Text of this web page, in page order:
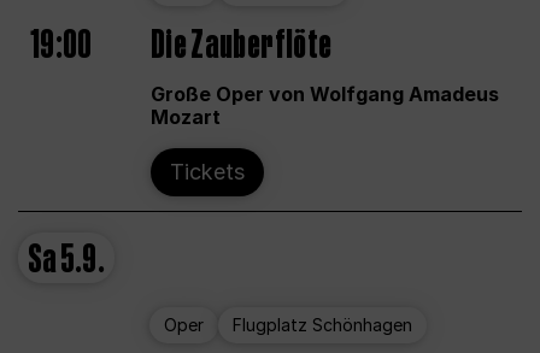
19:00 Die Zauberflöte
Große Oper von Wolfgang Amadeus
Mozart
Tickets
Sa5.9.
Oper Flugplatz Schönhagen